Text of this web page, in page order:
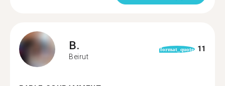
B.
Beirut
format_quote 11